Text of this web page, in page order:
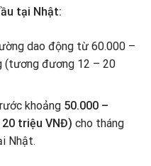
tại Nhật:
dao động từ 60.000 –
(tương đương 12 – 20
khoảng 50.000 –
20 triệu VNĐ) cho tháng
Nhật.